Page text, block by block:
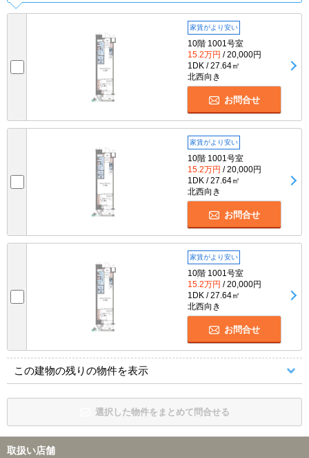
家賃がより安い
10階 1001号室
15.2万円 / 20,000円
1DK / 27.64㎡
北西向き
お問合せ
家賃がより安い
10階 1001号室
15.2万円 / 20,000円
1DK / 27.64㎡
北西向き
お問合せ
家賃がより安い
10階 1001号室
15.2万円 / 20,000円
1DK / 27.64㎡
北西向き
お問合せ
この建物の残りの物件を表示
選択した物件をまとめて問合せる
取扱い店舗